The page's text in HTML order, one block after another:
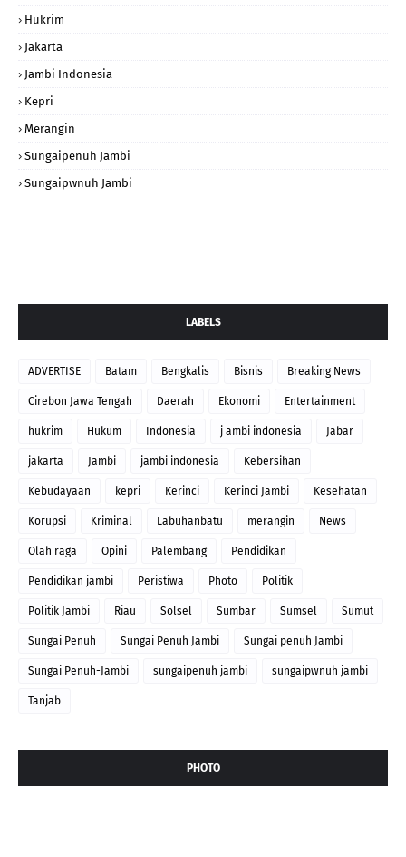
Hukrim
Jakarta
Jambi Indonesia
Kepri
Merangin
Sungaipenuh Jambi
Sungaipwnuh Jambi
LABELS
ADVERTISE Batam Bengkalis Bisnis Breaking News
Cirebon Jawa Tengah Daerah Ekonomi Entertainment
hukrim Hukum Indonesia j ambi indonesia Jabar
jakarta Jambi jambi indonesia Kebersihan
Kebudayaan kepri Kerinci Kerinci Jambi Kesehatan
Korupsi Kriminal Labuhanbatu merangin News
Olah raga Opini Palembang Pendidikan
Pendidikan jambi Peristiwa Photo Politik
Politik Jambi Riau Solsel Sumbar Sumsel Sumut
Sungai Penuh Sungai Penuh Jambi Sungai penuh Jambi
Sungai Penuh-Jambi sungaipenuh jambi sungaipwnuh jambi
Tanjab
PHOTO